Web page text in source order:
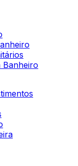
Banheiro